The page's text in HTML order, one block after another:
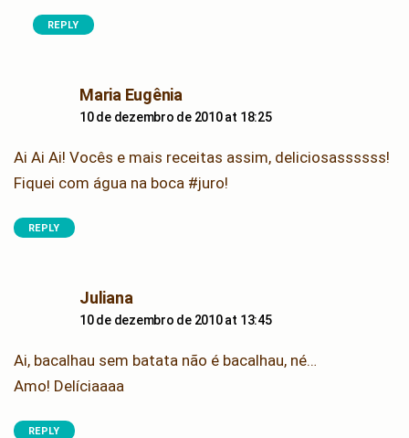
REPLY
Maria Eugêniasays:
10 de dezembro de 2010 at 18:25
Ai Ai Ai! Vocês e mais receitas assim, deliciosassssss!
Fiquei com água na boca #juro!
REPLY
Julianasays:
10 de dezembro de 2010 at 13:45
Ai, bacalhau sem batata não é bacalhau, né…
Amo! Delíciaaaa
REPLY